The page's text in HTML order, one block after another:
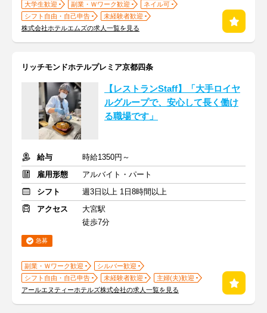
大学生歓迎 副業・Ｗワーク歓迎
ネイル可
シフト自由・自己申告
未経験者歓迎
株式会社ホテルエムズの求人一覧を見る
リッチモンドホテルプレミア京都四条
【レストランStaff】「大手ロイヤ
ルグループで、安心して長く働け
る職場です」
給与
時給1350円～
雇用形態
アルバイト・パート
シフト
週3日以上 1日8時間以上
アクセス
大宮駅
徒歩7分
急募
副業・Ｗワーク歓迎
シルバー歓迎
シフト自由・自己申告
未経験者歓迎
主婦(夫)歓迎
アールエヌティーホテルズ株式会社の求人一覧を見る